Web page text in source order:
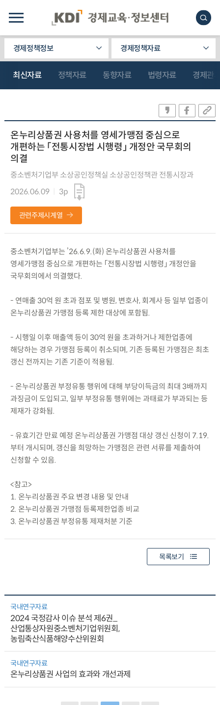
경제정책정보 경제정책자료
최신자료 정책자료 동향자료 법령자료 경제관
온누리상품권 사용처를 영세가맹점 중심으로
개편하는 「전통시장법 시행령」 개정안 국무회의
의결
중소벤처기업부 소상공인정책실 소상공인정책관 전통시장과
2026.06.09
3p
관련주제시계열
중소벤처기업부는 ’26.6.9.(화) 온누리상품권 사용처를
영세가맹점 중심으로 개편하는 「전통시장법 시행령」 개정안을
국무회의에서 의결했다.
- 연매출 30억 원 초과 점포 및 병원, 변호사, 회계사 등 일부 업종이
온누리상품권 가맹점 등록 제한 대상에 포함됨.
- 시행일 이후 매출액 등이 30억 원을 초과하거나 제한업종에
해당하는 경우 가맹점 등록이 취소되며, 기존 등록된 가맹점은 최초
갱신 전까지는 기존 기준이 적용됨.
- 온누리상품권 부정유통 행위에 대해 부당이득금의 최대 3배까지
과징금이 도입되고, 일부 부정유통 행위에는 과태료가 부과되는 등
제재가 강화됨.
- 유효기간 만료 예정 온누리상품권 가맹점 대상 갱신 신청이 7.19.
부터 개시되며, 갱신을 희망하는 가맹점은 관련 서류를 제출하여
신청할 수 있음.
<참고>
1. 온누리상품권 주요 변경 내용 및 안내
2. 온누리상품권 가맹점 등록제한업종 비교
3. 온누리상품권 부정유통 제재처분 기준
목록보기
국내연구자료
2024 국정감사 이슈 분석 제6권_
산업통상자원중소벤처기업위원회,
농림축산식품해양수산위원회
국내연구자료
온누리상품권 사업의 효과와 개선과제